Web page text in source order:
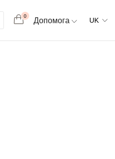
0
Допомога UK